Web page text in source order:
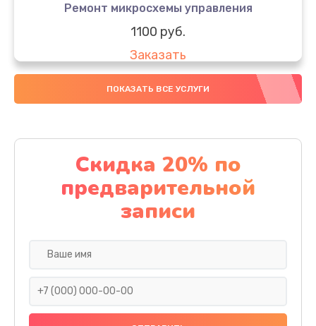
Ремонт микросхемы управления
1100 руб.
Заказать
Замена динамика
Заказать
Замена GPS модуля
880 руб.
Заказать
Ремонт микросхемы Wi-Fi
ПОКАЗАТЬ ВСЕ УСЛУГИ
Скидка 20% по
предварительной
записи